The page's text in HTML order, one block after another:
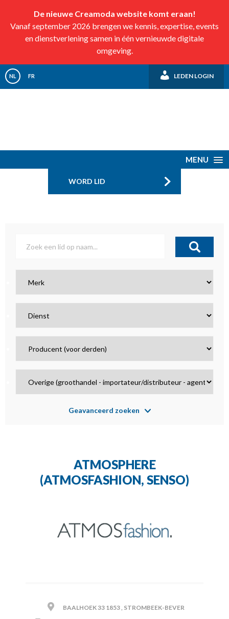
De nieuwe Creamoda website komt eraan!
Vanaf september 2026 brengen we kennis, expertise, events
en dienstverlening samen in één vernieuwde digitale
omgeving.
NL FR LEDEN LOGIN
MENU
WORD LID
Geavanceerd zoeken
ATMOSPHERE
(ATMOSFASHION, SENSO)
BAALHOEK 33 1853 , STROMBEEK-BEVER